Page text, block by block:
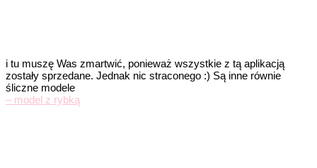
i tu muszę Was zmartwić, ponieważ wszystkie z tą aplikacją
zostały sprzedane. Jednak nic straconego :) Są inne równie
śliczne modele
– model z rybką